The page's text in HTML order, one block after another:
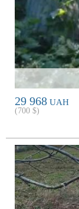
29 968 UAH
(700 $)